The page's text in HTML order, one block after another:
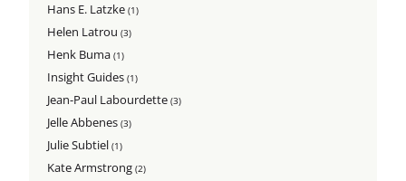
Hans E. Latzke(1)
Helen Latrou(3)
Henk Buma(1)
Insight Guides(1)
Jean-Paul Labourdette(3)
Jelle Abbenes(3)
Julie Subtiel(1)
Kate Armstrong(2)